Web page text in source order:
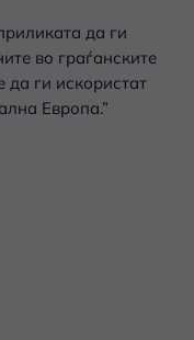
да ги
во граѓанските
да ги искористат
Европа.”